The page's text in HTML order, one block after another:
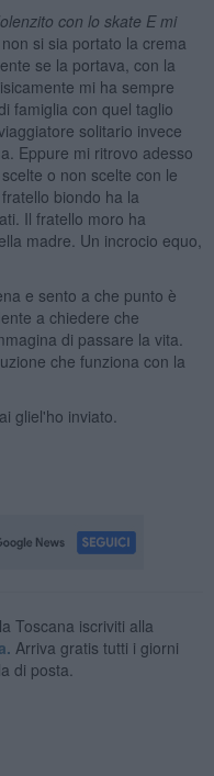
con lo skate E mi
si sia portato la crema
se la portava, con la
mi ha sempre
famiglia con quel taglio
solitario invece
Eppure mi ritrovo adesso
o non scelte con le
biondo ha la
Il fratello moro ha
madre. Un incrocio equo,
e sento a che punto è
a chiedere che
di passare la vita.
che funziona con la
gliel'ho inviato.
Toscana iscriviti alla
Arriva gratis tutti i giorni
di posta.